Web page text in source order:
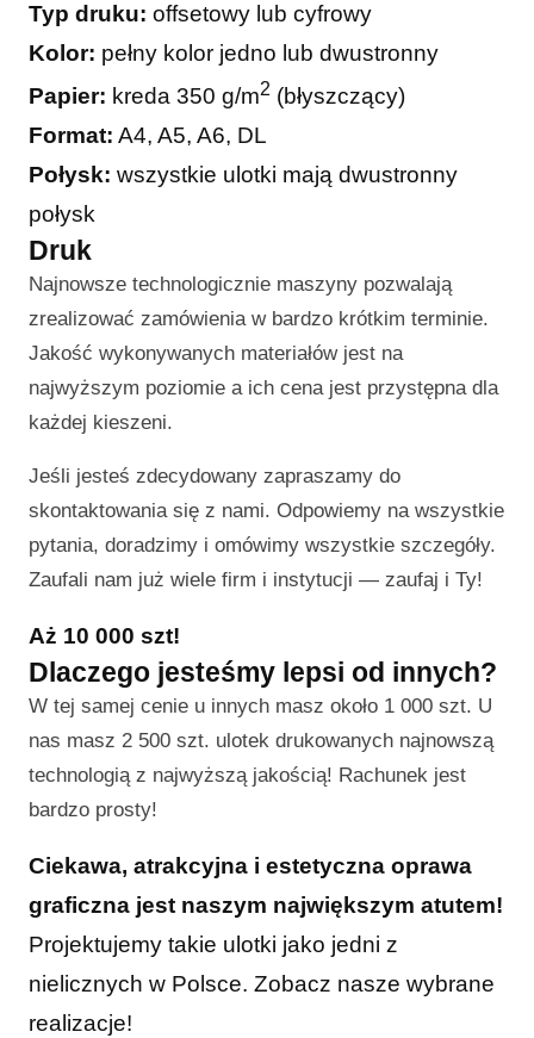
Typ druku: offsetowy lub cyfrowy
Kolor: pełny kolor jedno lub dwustronny
Papier: kreda 350 g/m2 (błyszczący)
Format: A4, A5, A6, DL
Połysk: wszystkie ulotki mają dwustronny
połysk
Druk
Najnowsze technologicznie maszyny pozwalają
zrealizować zamówienia w bardzo krótkim terminie.
Jakość wykonywanych materiałów jest na
najwyższym poziomie a ich cena jest przystępna dla
każdej kieszeni.
Jeśli jesteś zdecydowany zapraszamy do
skontaktowania się z nami. Odpowiemy na wszystkie
pytania, doradzimy i omówimy wszystkie szczegóły.
Zaufali nam już wiele firm i instytucji — zaufaj i Ty!
Aż 10 000 szt!
Dlaczego jesteśmy lepsi od innych?
W tej samej cenie u innych masz około 1 000 szt. U
nas masz 2 500 szt. ulotek drukowanych najnowszą
technologią z najwyższą jakością! Rachunek jest
bardzo prosty!
Ciekawa, atrakcyjna i estetyczna oprawa
graficzna jest naszym największym atutem!
Projektujemy takie ulotki jako jedni z
nielicznych w Polsce. Zobacz nasze wybrane
realizacje!